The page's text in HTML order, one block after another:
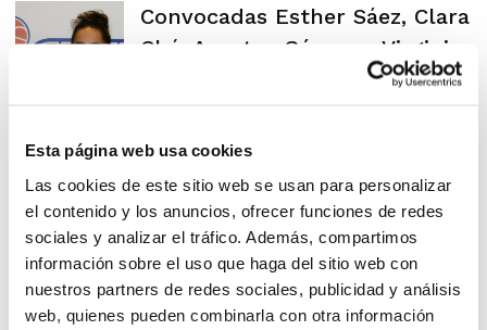
Esta página web usa cookies
Las cookies de este sitio web se usan para personalizar
el contenido y los anuncios, ofrecer funciones de redes
sociales y analizar el tráfico. Además, compartimos
información sobre el uso que haga del sitio web con
nuestros partners de redes sociales, publicidad y análisis
web, quienes pueden combinarla con otra información
Convocadas Esther Sáez, Clara
Ché, Arantxa Gómez y Virginia
Culminan la concentración
con las Pre-selecciones
Nacionales